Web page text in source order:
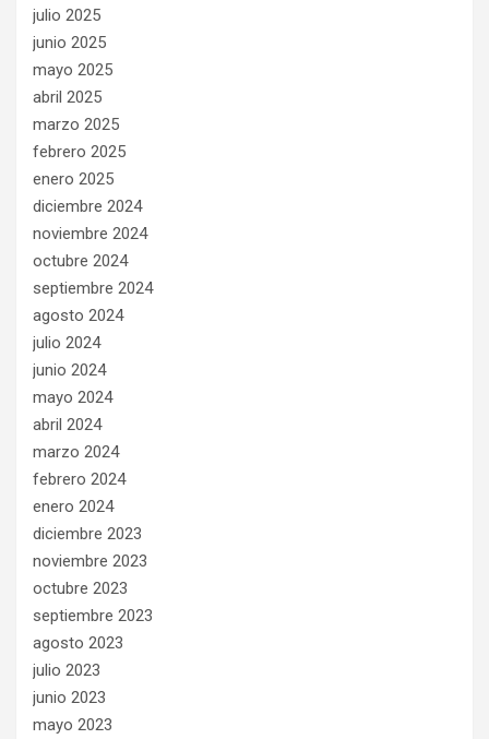
julio 2025
junio 2025
mayo 2025
abril 2025
marzo 2025
febrero 2025
enero 2025
diciembre 2024
noviembre 2024
octubre 2024
septiembre 2024
agosto 2024
julio 2024
junio 2024
mayo 2024
abril 2024
marzo 2024
febrero 2024
enero 2024
diciembre 2023
noviembre 2023
octubre 2023
septiembre 2023
agosto 2023
julio 2023
junio 2023
mayo 2023